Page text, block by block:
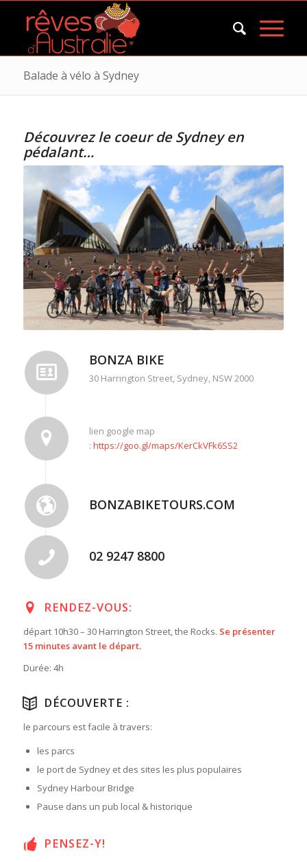
Balade à vélo à Sydney
Découvrez le coeur de Sydney en
pédalant…
BONZA BIKE
30 Harrington Street, Sydney, NSW 2000
lien google map
: https://goo.gl/maps/KerCkVFk6SS2
BONZABIKETOURS.COM
02 9247 8800
RENDEZ-VOUS:
départ 10h30 – 30 Harrington Street, the Rocks. Se présenter
15 minutes avant le départ.
Durée: 4h
DÉCOUVERTE :
le parcours est facile à travers:
les parcs
le port de Sydney et des sites les plus populaires
Sydney Harbour Bridge
Pause dans un pub local & historique
PENSEZ-Y!